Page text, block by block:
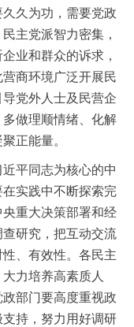
久为功，需要党政
主党派智力密集，
业和群众的诉求，
商环境广泛开展民
党外人士及民营企
做理顺情绪、化解
正能量。
平同志为核心的中
实践中不断探索完
重大决策部署和经
研究，把互动交流
、有效性。各民主
力培养高素质人
部门要高度重视政
持，努力用好调研